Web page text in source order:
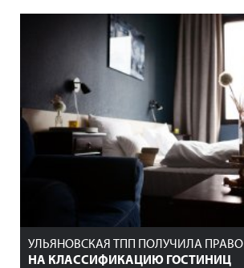
УЛЬЯНОВСКАЯ ТПП ПОЛУЧИЛА ПРАВО
НА КЛАССИФИКАЦИЮ ГОСТИНИЦ